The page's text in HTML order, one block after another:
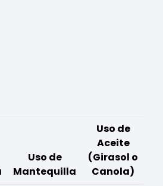
Uso de
Mantequilla
Uso de
Aceite
(Girasol o
Canola)